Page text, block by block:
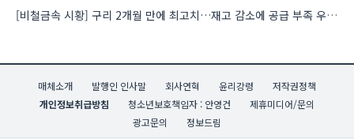
[비철금속 시황] 구리 2개월 만에 최고치…재고 감소에 공급 부족 우려 확대
매체소개 발행인 인사말 회사연혁 윤리강령
저작권정책
개인정보취급방침
청소년보호책임자 : 안영건
제휴미디어/문의
광고문의
정보드림